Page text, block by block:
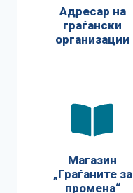
Адресар на
граѓански
организации
Магазин
„Граѓаните за
промена“